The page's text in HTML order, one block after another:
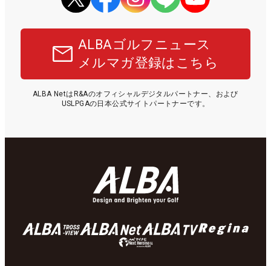
ALBAゴルフニュース
メルマガ登録はこちら
ALBA NetはR&Aのオフィシャルデジタルパートナー、および
USLPGAの日本公式サイトパートナーです。